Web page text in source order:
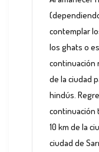
contemplar
los ghats o
continuación
de la ciudad
hindús.
continuación
10 km de la
ciudad de